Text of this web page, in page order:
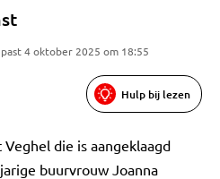
4 oktober 2025 om 18:55
Hulp bij lezen
die is aangeklaagd
buurvrouw Joanna